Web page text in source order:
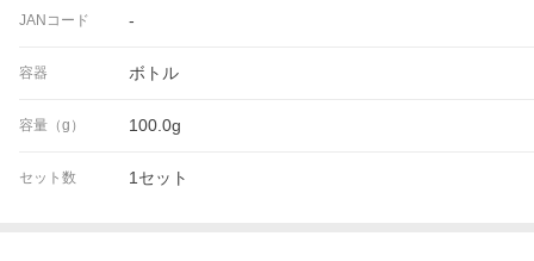
JANコード -
容器 ボトル
容量（g） 100.0g
セット数 1セット